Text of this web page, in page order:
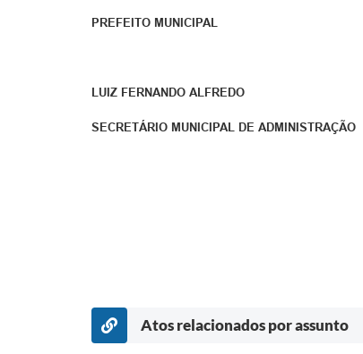
PREFEITO MUNICIPAL
LUIZ FERNANDO ALFREDO
SECRETÁRIO MUNICIPAL DE ADMINISTRAÇÃO
Atos relacionados por assunto